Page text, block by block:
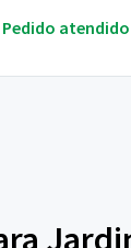
pequena
Pedido atendido